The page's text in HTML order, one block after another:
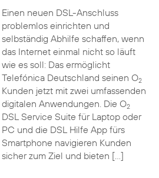
Einen neuen DSL-Anschluss
problemlos einrichten und
selbständig Abhilfe schaffen, wenn
das Internet einmal nicht so läuft
wie es soll: Das ermöglicht
Telefónica Deutschland seinen O2
Kunden jetzt mit zwei umfassenden
digitalen Anwendungen. Die O2
DSL Service Suite für Laptop oder
PC und die DSL Hilfe App fürs
Smartphone navigieren Kunden
sicher zum Ziel und bieten […]